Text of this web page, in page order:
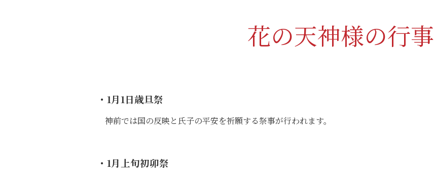
花の天神様の行事
・1月1日歳旦祭
神前では国の反映と氏子の平安を祈願する祭事が行われます。
・1月上旬初卯祭